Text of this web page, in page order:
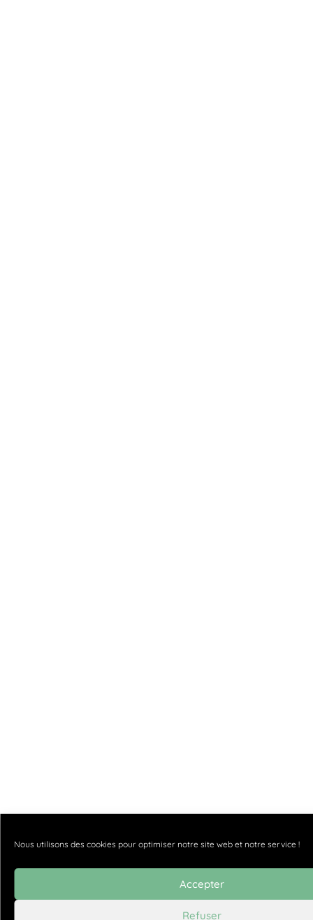
Nous utilisons des cookies pour optimiser notre site web et notre service !
Accepter
Refuser